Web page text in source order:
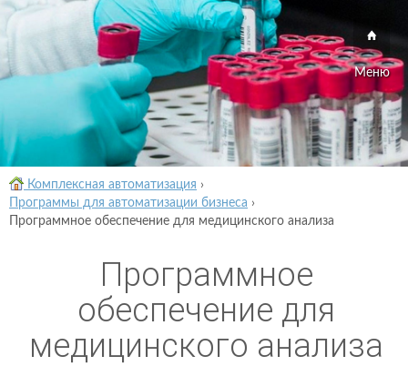
Меню
Комплексная автоматизация ›
Программы для автоматизации бизнеса ›
Программное обеспечение для медицинского анализа
Программное
обеспечение для
медицинского анализа